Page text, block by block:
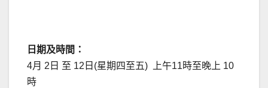
日期及時間：
4月 2日 至 12日(星期四至五) 上午11時至晚上 10
時